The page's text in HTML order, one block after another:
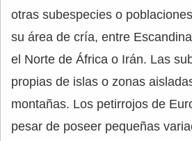
otras subespecies o
su área de cría, entre
el Norte de África o Irán. Las
propias de islas o zonas
montañas. Los petirrojos de
pesar de poseer pequeñas